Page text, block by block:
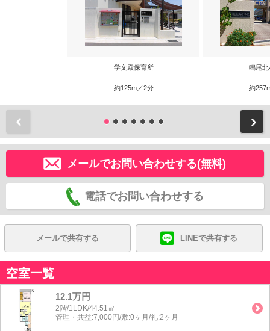
学文殿保育所
約125m／2分
鳴尾北
約
メールでお問い合わせする(無料)
電話でお問い合わせする
メールで共有する LINEで共有する
空室一覧
12.1万円
2階/1LDK/44.51㎡
管理・共益:7,000円/敷:0ヶ月/礼:2ヶ月